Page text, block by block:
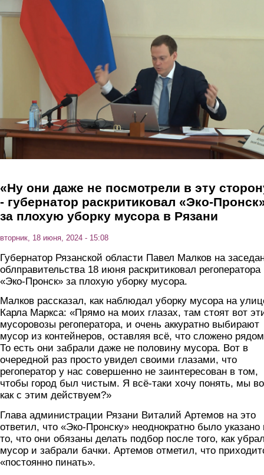
Перейти к основному содержанию
«Ну они даже не посмотрели в эту
- губернатор раскритиковал «Эко-
за плохую уборку мусора в Рязани
вторник, 18 июня, 2024 - 15:08
Губернатор Рязанской области Павел Малков на
облправительства 18 июня раскритиковал регоператора
«Эко-Пронск» за плохую уборку мусора.
Малков рассказал, как наблюдал уборку мусора на
Карла Маркса: «Прямо на моих глазах, там стоят вот
мусоровозы регоператора, и очень аккуратно выбирают
мусор из контейнеров, оставляя всё, что сложено
То есть они забрали даже не половину мусора. Вот в
очередной раз просто увидел своими глазами, что
регоператор у нас совершенно не заинтересован в том,
чтобы город был чистым. Я всё-таки хочу понять, мы
как с этим действуем?»
Глава администрации Рязани Виталий Артемов на это
ответил, что «Эко-Пронску» неоднократно было указано
то, что они обязаны делать подбор после того, как
мусор и забрали бачки. Артемов отметил, что
«постоянно пинать».